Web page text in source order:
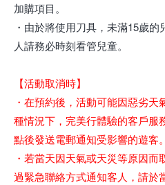
加購項目。
・由於將使用刀具，未滿15歲
人請務必時刻看管兒童。
【活動取消時】
・在預約後，活動可能因惡劣
種情況下，完美行體驗的客戶服
點後發送電郵通知受影響的遊客。
・若當天因天氣或天災等原因
過緊急聯絡方式通知客人，請於